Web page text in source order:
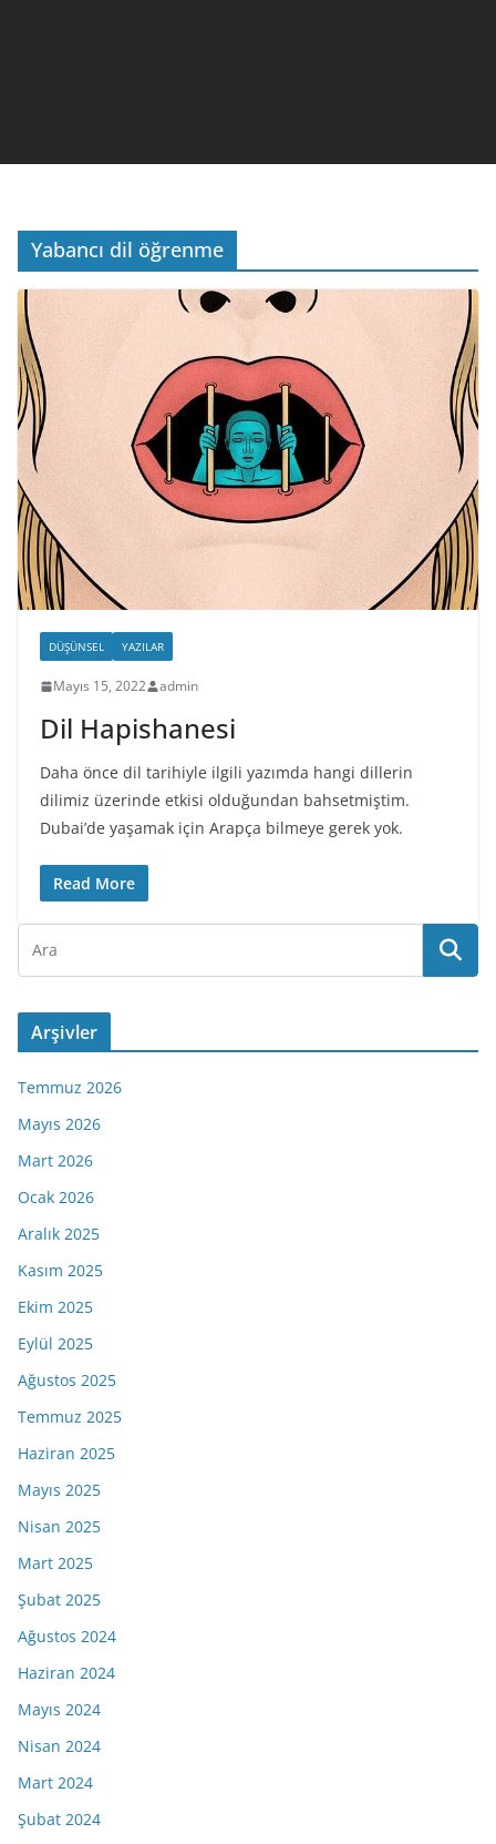
Yabancı dil öğrenme
DÜŞÜNSEL YAZILAR
Mayıs 15, 2022 admin
Dil Hapishanesi
Daha önce dil tarihiyle ilgili yazımda hangi dillerin
dilimiz üzerinde etkisi olduğundan bahsetmiştim.
Dubai’de yaşamak için Arapça bilmeye gerek yok.
Read More
Arşivler
Temmuz 2026
Mayıs 2026
Mart 2026
Ocak 2026
Aralık 2025
Kasım 2025
Ekim 2025
Eylül 2025
Ağustos 2025
Temmuz 2025
Haziran 2025
Mayıs 2025
Nisan 2025
Mart 2025
Şubat 2025
Ağustos 2024
Haziran 2024
Mayıs 2024
Nisan 2024
Mart 2024
Şubat 2024